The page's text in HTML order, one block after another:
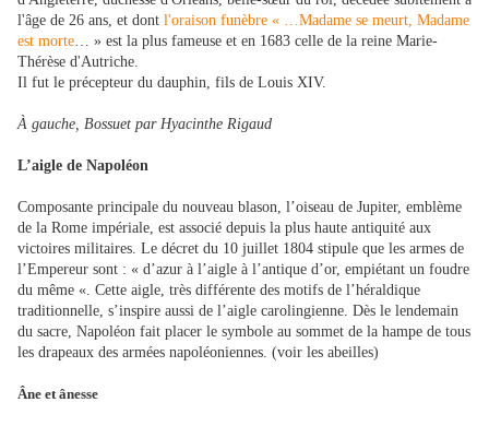
l'âge de 26 ans, et dont l'oraison funèbre « …Madame se meurt, Madame
est morte… » est la plus fameuse et en 1683 celle de la reine Marie-
Thérèse d'Autriche.
Il fut le précepteur du dauphin, fils de Louis XIV.
À gauche, Bossuet par Hyacinthe Rigaud
L’aigle de Napoléon
Composante principale du nouveau blason, l’oiseau de Jupiter, emblème
de la Rome impériale, est associé depuis la plus haute antiquité aux
victoires militaires. Le décret du 10 juillet 1804 stipule que les armes de
l’Empereur sont : « d’azur à l’aigle à l’antique d’or, empiétant un foudre
du même «. Cette aigle, très différente des motifs de l’héraldique
traditionnelle, s’inspire aussi de l’aigle carolingienne. Dès le lendemain
du sacre, Napoléon fait placer le symbole au sommet de la hampe de tous
les drapeaux des armées napoléoniennes. (voir les abeilles)
Âne et ânesse